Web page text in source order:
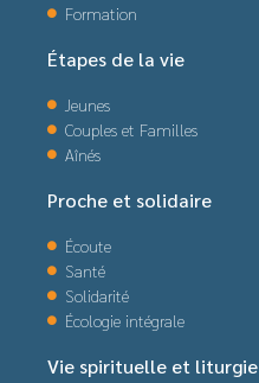
Formation
Étapes de la vie
Jeunes
Couples et Familles
Aînés
Proche et solidaire
Écoute
Santé
Solidarité
Écologie intégrale
Vie spirituelle et liturgie